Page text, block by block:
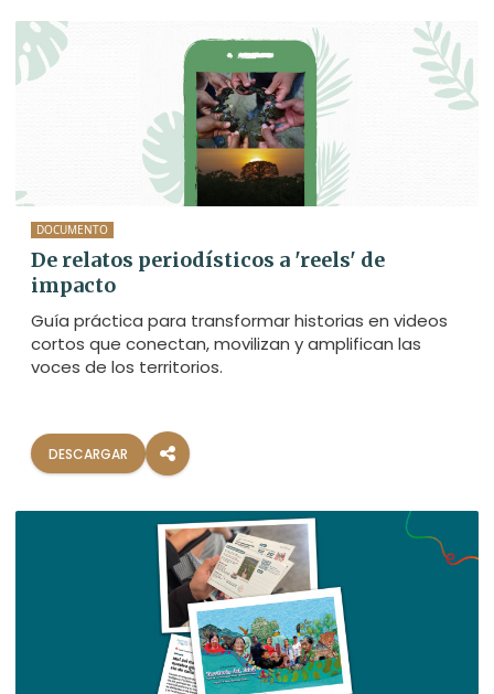
DOCUMENTO
De relatos periodísticos a 'reels' de
impacto
Guía práctica para transformar historias en videos
cortos que conectan, movilizan y amplifican las
voces de los territorios.
DESCARGAR